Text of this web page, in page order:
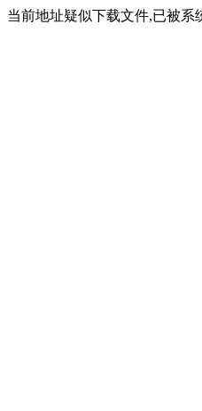
当前地址疑似下载文件,已被